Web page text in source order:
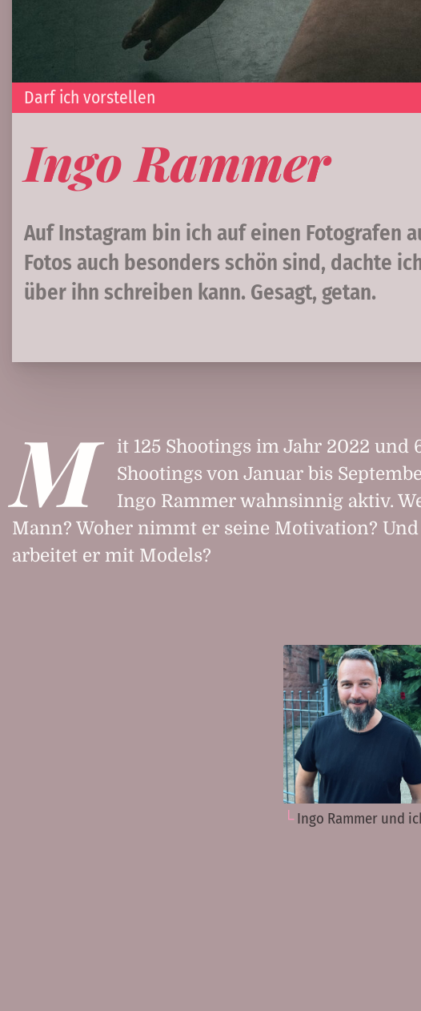
Darf ich vorstellen
Ingo Rammer
Auf Instagram bin ich auf einen Fotografen
Fotos auch besonders schön sind, dachte
über ihn schreiben kann. Gesagt, getan.
M
it 125 Shootings im Jahr 2022 und
Shootings von Januar bis
Ingo Rammer wahnsinnig aktiv.
Mann? Woher nimmt er seine Motivation?
arbeitet er mit Models?
Ingo Rammer und